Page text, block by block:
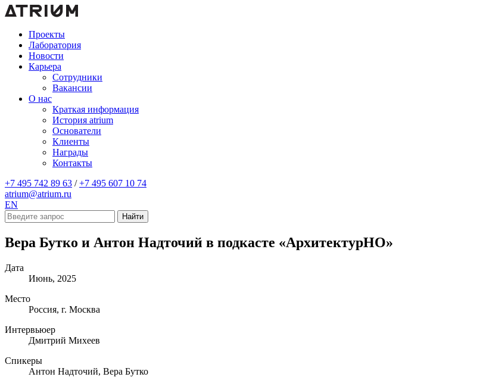
Проекты
Лаборатория
Новости
Карьера
Сотрудники
Вакансии
О нас
Краткая информация
История atrium
Основатели
Клиенты
Награды
Контакты
+7 495 742 89 63 / +7 495 607 10 74
atrium@atrium.ru
EN
Найти
Вера Бутко и Антон Надточий в подкасте «АрхитектурНО»
Дата
Июнь, 2025
Место
Россия, г. Москва
Интервьюер
Дмитрий Михеев
Спикеры
Антон Надточий, Вера Бутко